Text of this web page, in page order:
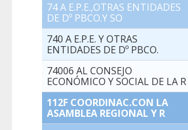
74 A E.P.E.,OTRAS ENTIDADES
DE Dº PBCO.Y SO
740 A E.P.E. Y OTRAS
ENTIDADES DE Dº PBCO.
74006 AL CONSEJO
ECONÓMICO Y SOCIAL DE LA R
112F COORDINAC.CON LA
ASAMBLEA REGIONAL Y R